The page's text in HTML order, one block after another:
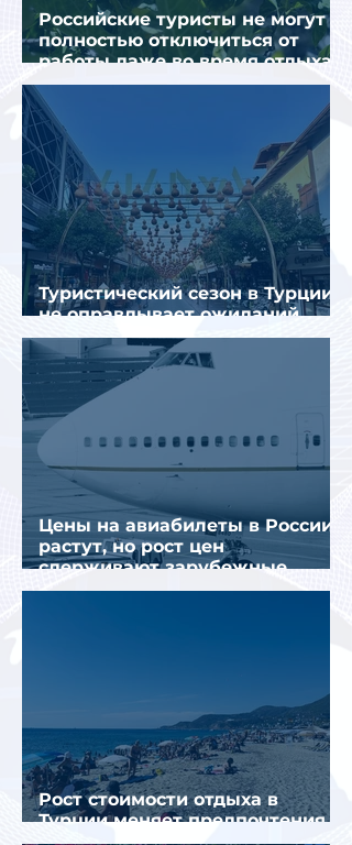
Российские туристы не могут
полностью отключиться от
работы даже во время отдыха
в Турции
Туристический сезон в Турции
не оправдывает ожиданий
отрасли
Цены на авиабилеты в России
растут, но рост цен
сдерживают зарубежные
конкуренты
Рост стоимости отдыха в
Турции меняет предпочтения
туристов